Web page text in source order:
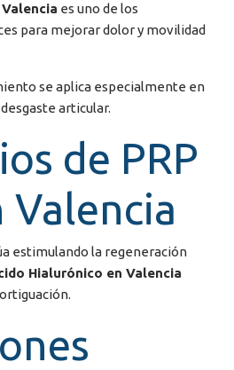
es uno de los
para mejorar dolor y movilidad
se aplica especialmente en
articular.
de PRP
Valencia
estimulando la regeneración
Hialurónico en Valencia